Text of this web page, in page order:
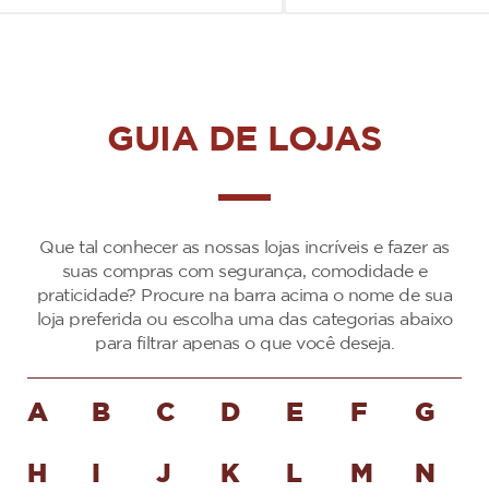
GUIA DE LOJAS
Que tal conhecer as nossas lojas incríveis e fazer as
suas compras com segurança, comodidade e
praticidade? Procure na barra acima o nome de sua
loja preferida ou escolha uma das categorias abaixo
para filtrar apenas o que você deseja.
A B C D E F G
H J K L M N